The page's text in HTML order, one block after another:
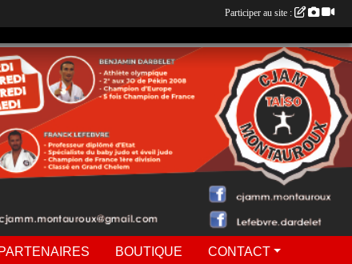
BOUTIQUE CONTACT
Participer au site :